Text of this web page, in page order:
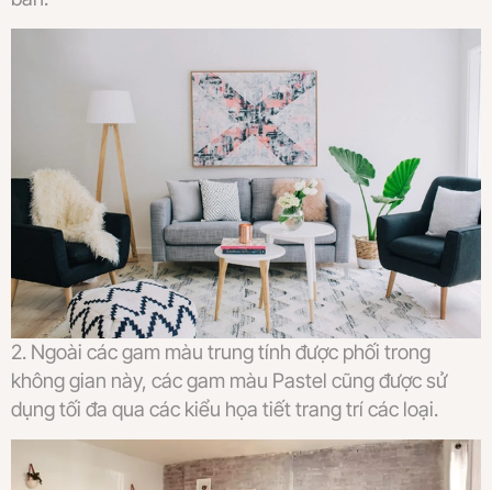
2. Ngoài các gam màu trung tính được phối trong
không gian này, các gam màu Pastel cũng được sử
dụng tối đa qua các kiểu họa tiết trang trí các loại.